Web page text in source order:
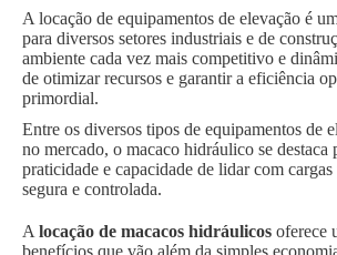
A locação de equipamentos de elevação é
para diversos setores industriais e de
ambiente cada vez mais competitivo e
de otimizar recursos e garantir a eficiência
primordial.
Entre os diversos tipos de equipamentos de
no mercado, o macaco hidráulico se destaca
praticidade e capacidade de lidar com cargas
segura e controlada.
A locação de macacos hidráulicos oferece